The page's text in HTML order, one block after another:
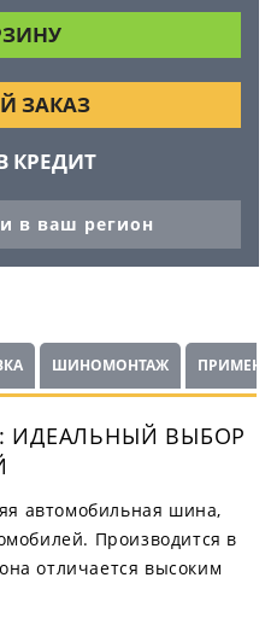
ЗАКАЗ
КРЕДИТ
в ваш регион
ШИНОМОНТАЖ
X: ИДЕАЛЬНЫЙ ВЫБОР
автомобильная шина,
Производится в
отличается высоким